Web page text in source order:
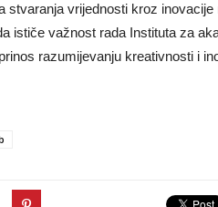
stvaranja vrijednosti kroz inovacije
ističe važnost rada Instituta za
razumijevanju kreativnosti i